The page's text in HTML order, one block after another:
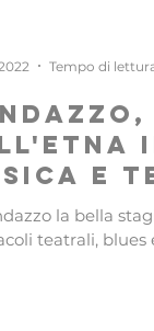
e
la bella
teatrali, blues
Tempo di